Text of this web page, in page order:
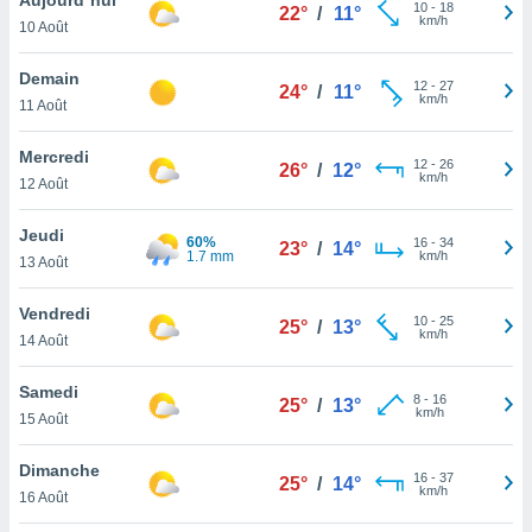
et
»,
au
vous
qu'ils
ou
le
ainsi
un
la
du
10 Août
22° / 11° 10- 18
km/h
Demain
11 Août
24° / 11° 12- 27
km/h
Mercredi
12 Août
26° / 12° 12- 26
km/h
Jeudi
13 Août
60%
1.7 mm
23° / 14° 16- 34
km/h
Vendredi
14 Août
25° / 13° 10- 25
km/h
Samedi
15 Août
25° / 13° 8- 16
km/h
Dimanche
16 Août
25° / 14° 16- 37
km/h